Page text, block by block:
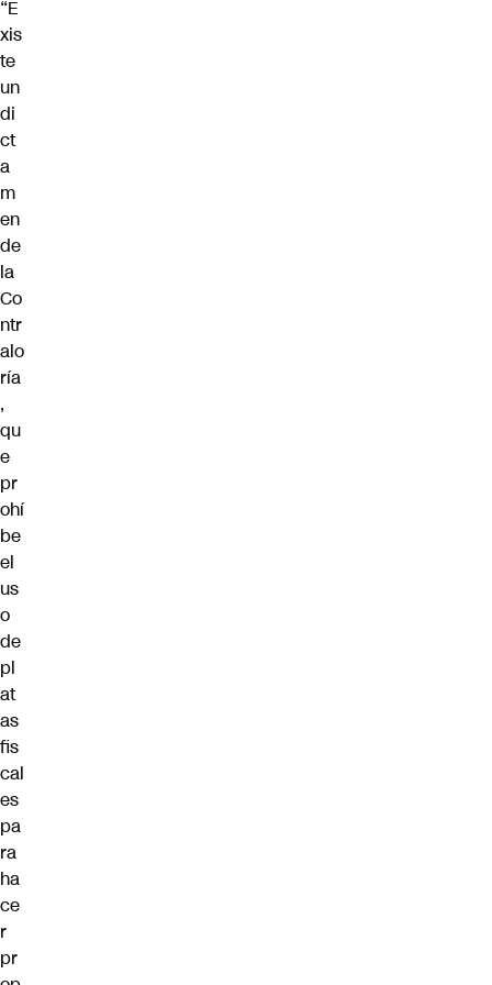
“E
xis
te
un
di
ct
a
m
en
de
la
Co
ntr
alo
ría
,
qu
e
pr
ohí
be
el
us
o
de
pl
at
as
fis
cal
es
pa
ra
ha
ce
r
pr